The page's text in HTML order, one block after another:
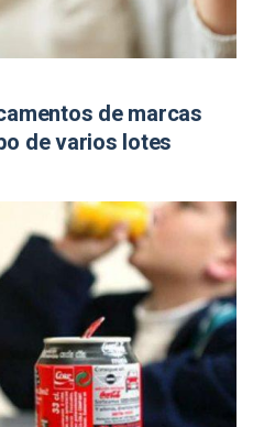
de marcas
de varios lotes